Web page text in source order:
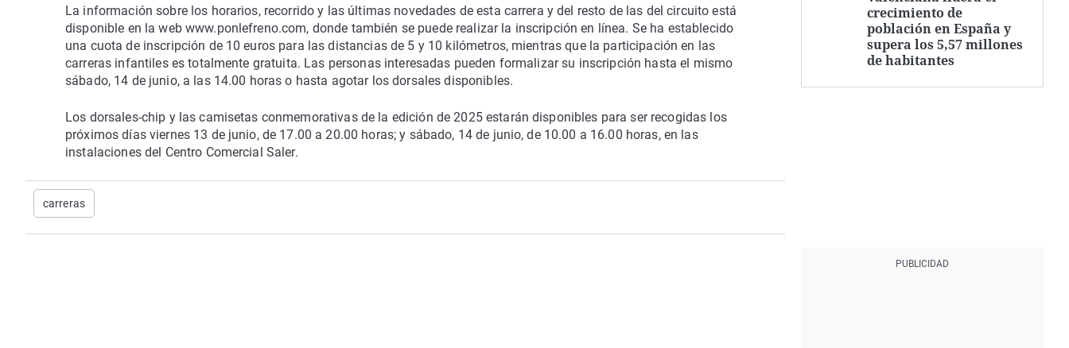
La información sobre los horarios, recorrido y las últimas novedades de esta carrera y del resto de las del circuito está
disponible en la web www.ponlefreno.com, donde también se puede realizar la inscripción en línea. Se ha establecido
una cuota de inscripción de 10 euros para las distancias de 5 y 10 kilómetros, mientras que la participación en las
carreras infantiles es totalmente gratuita. Las personas interesadas pueden formalizar su inscripción hasta el mismo
sábado, 14 de junio, a las 14.00 horas o hasta agotar los dorsales disponibles.
Los dorsales-chip y las camisetas conmemorativas de la edición de 2025 estarán disponibles para ser recogidas los
próximos días viernes 13 de junio, de 17.00 a 20.00 horas; y sábado, 14 de junio, de 10.00 a 16.00 horas, en las
instalaciones del Centro Comercial Saler.
carreras
crecimiento de
población en España y
supera los 5,57 millones
de habitantes